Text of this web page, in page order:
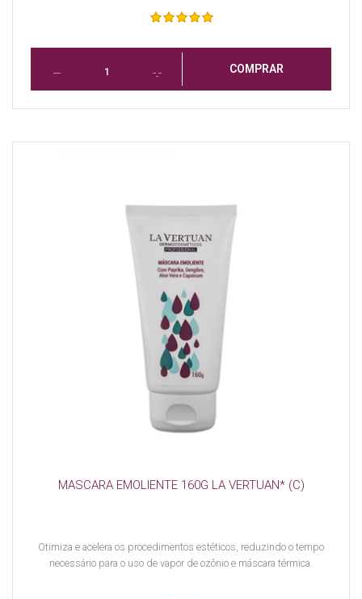
COMPRAR
MASCARA EMOLIENTE 160G LA VERTUAN* (C)
Otimiza e acelera os procedimentos estéticos, reduzindo o tempo
necessário para o uso de vapor de ozônio e máscara térmica.